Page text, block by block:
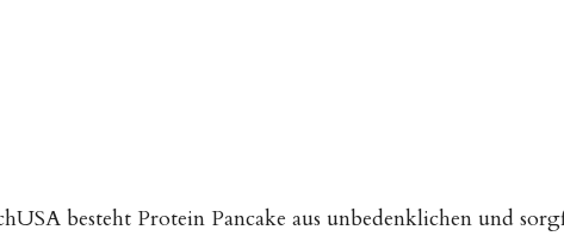
besteht Protein Pancake aus unbedenklichen und